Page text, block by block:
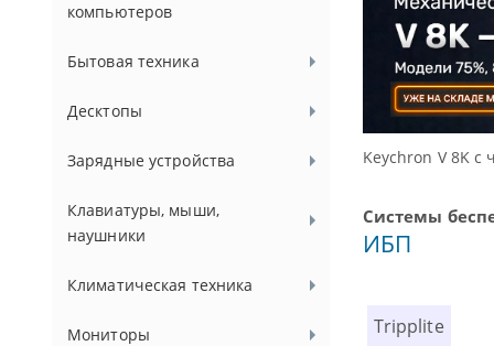
компьютеров
Бытовая техника
Десктопы
Зарядные устройства
Клавиатуры, мыши,
наушники
Климатическая техника
Мониторы
8000 Гц
Системы
ИБП
Tripplite